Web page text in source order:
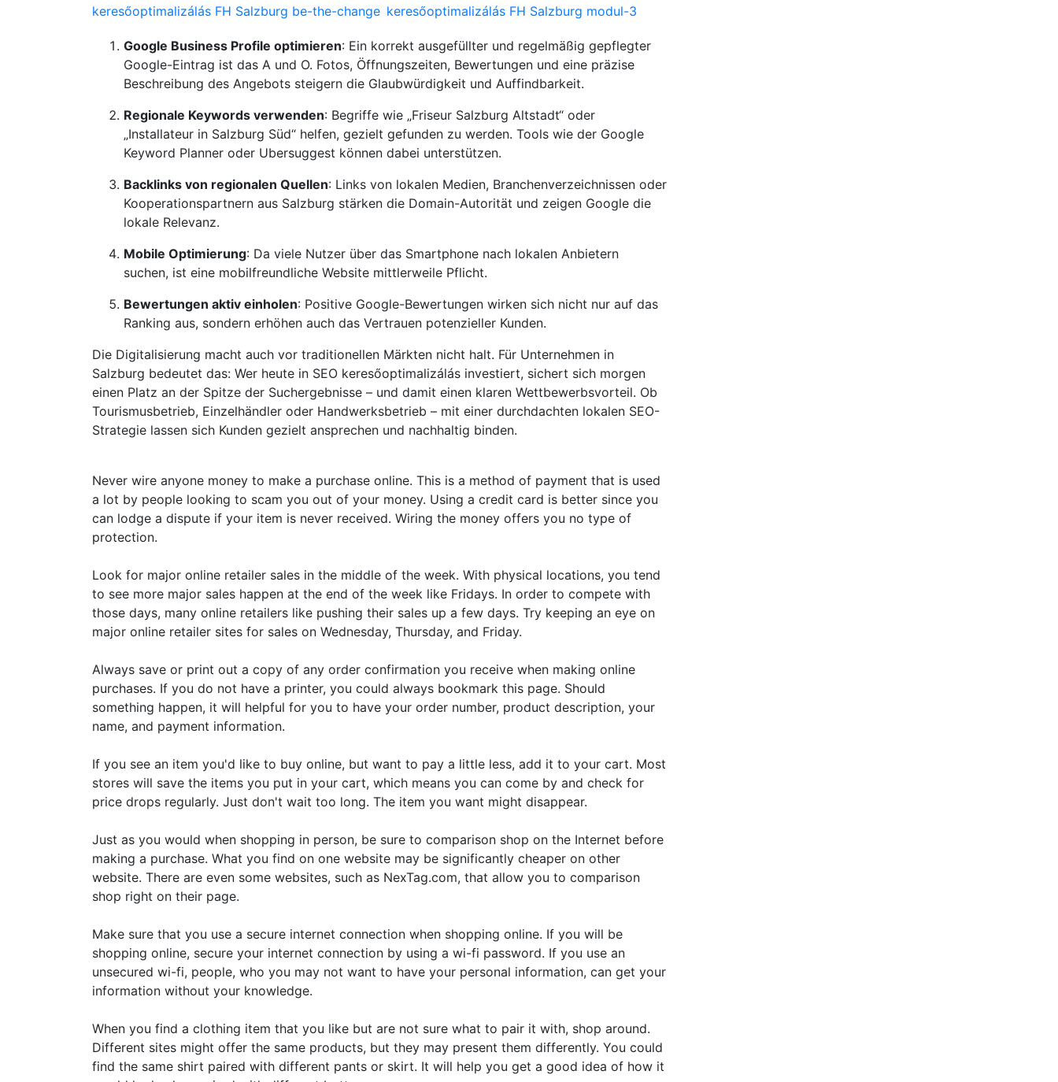
keresőoptimalizálás FH Salzburg be-the-change keresőoptimalizálás FH Salzburg modul-3
Google Business Profile optimieren: Ein korrekt ausgefüllter und regelmäßig gepflegter
Google-Eintrag ist das A und O. Fotos, Öffnungszeiten, Bewertungen und eine präzise
Beschreibung des Angebots steigern die Glaubwürdigkeit und Auffindbarkeit.
Regionale Keywords verwenden: Begriffe wie „Friseur Salzburg Altstadt“ oder
„Installateur in Salzburg Süd“ helfen, gezielt gefunden zu werden. Tools wie der Google
Keyword Planner oder Ubersuggest können dabei unterstützen.
Backlinks von regionalen Quellen: Links von lokalen Medien, Branchenverzeichnissen oder
Kooperationspartnern aus Salzburg stärken die Domain-Autorität und zeigen Google die
lokale Relevanz.
Mobile Optimierung: Da viele Nutzer über das Smartphone nach lokalen Anbietern
suchen, ist eine mobilfreundliche Website mittlerweile Pflicht.
Bewertungen aktiv einholen: Positive Google-Bewertungen wirken sich nicht nur auf das
Ranking aus, sondern erhöhen auch das Vertrauen potenzieller Kunden.
Die Digitalisierung macht auch vor traditionellen Märkten nicht halt. Für Unternehmen in
Salzburg bedeutet das: Wer heute in SEO keresőoptimalizálás investiert, sichert sich morgen
einen Platz an der Spitze der Suchergebnisse – und damit einen klaren Wettbewerbsvorteil. Ob
Tourismusbetrieb, Einzelhändler oder Handwerksbetrieb – mit einer durchdachten lokalen SEO-
Strategie lassen sich Kunden gezielt ansprechen und nachhaltig binden.
Never wire anyone money to make a purchase online. This is a method of payment that is used
a lot by people looking to scam you out of your money. Using a credit card is better since you
can lodge a dispute if your item is never received. Wiring the money offers you no type of
protection.
Look for major online retailer sales in the middle of the week. With physical locations, you tend
to see more major sales happen at the end of the week like Fridays. In order to compete with
those days, many online retailers like pushing their sales up a few days. Try keeping an eye on
major online retailer sites for sales on Wednesday, Thursday, and Friday.
Always save or print out a copy of any order confirmation you receive when making online
purchases. If you do not have a printer, you could always bookmark this page. Should
something happen, it will helpful for you to have your order number, product description, your
name, and payment information.
If you see an item you'd like to buy online, but want to pay a little less, add it to your cart. Most
stores will save the items you put in your cart, which means you can come by and check for
price drops regularly. Just don't wait too long. The item you want might disappear.
Just as you would when shopping in person, be sure to comparison shop on the Internet before
making a purchase. What you find on one website may be significantly cheaper on other
website. There are even some websites, such as NexTag.com, that allow you to comparison
shop right on their page.
Make sure that you use a secure internet connection when shopping online. If you will be
shopping online, secure your internet connection by using a wi-fi password. If you use an
unsecured wi-fi, people, who you may not want to have your personal information, can get your
information without your knowledge.
When you find a clothing item that you like but are not sure what to pair it with, shop around.
Different sites might offer the same products, but they may present them differently. You could
find the same shirt paired with different pants or skirt. It will help you get a good idea of how it